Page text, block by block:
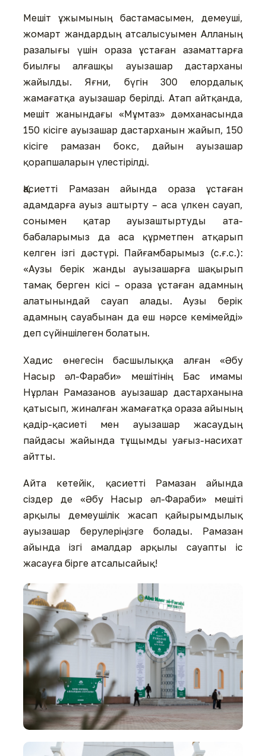
Мешіт ұжымының бастамасымен, демеуші,
жомарт жандардың атсалысуымен Алланың
разалығы үшін ораза ұстаған азаматтарға
биылғы алғашқы ауызашар дастарханы
жайылды. Яғни, бүгін 300 елордалық
жамағатқа ауызашар берілді. Атап айтқанда,
мешіт жанындағы «Мұмтаз» дәмханасында
150 кісіге ауызашар дастарханын жайып, 150
кісіге рамазан бокс, дайын ауызашар
қорапшаларын үлестірілді.
Қасиетті Рамазан айында ораза ұстаған
адамдарға ауыз аштырту – аса үлкен сауап,
сонымен қатар ауызаштыртуды ата-
бабаларымыз да аса құрметпен атқарып
келген ізгі дәстүрі. Пайғамбарымыз (с.ғ.с.):
«Аузы берік жанды ауызашарға шақырып
тамақ берген кісі – ораза ұстаған адамның
алатынындай сауап алады. Аузы берік
адамның сауабынан да еш нәрсе кемімейді»
деп сүйіншілеген болатын.
Хадис өнегесін басшылыққа алған «Әбу
Насыр әл-Фараби» мешітінің Бас имамы
Нұрлан Рамазанов ауызашар дастарханына
қатысып, жиналған жамағатқа ораза айының
қадір-қасиеті мен ауызашар жасаудың
пайдасы жайында тұщымды уағыз-насихат
айтты.
Айта кетейік, қасиетті Рамазан айында
сіздер де «Әбу Насыр әл-Фараби» мешіті
арқылы демеушілік жасап қайырымдылық
ауызашар берулеріңізге болады. Рамазан
айында ізгі амалдар арқылы сауапты іс
жасауға бірге атсалысайық!